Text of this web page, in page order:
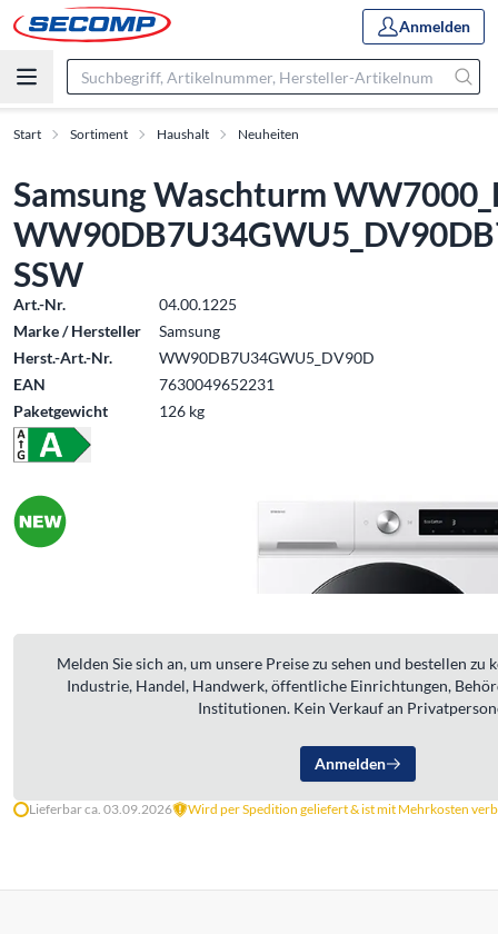
Anmelden
Start Sortiment Haushalt Neuheiten
Samsung Waschturm
SSW
Art.-Nr.
04.00.1225
Marke / Hersteller
Samsung
Herst.-Art.-Nr.
WW90DB7U34GWU5_DV90D
EAN
7630049652231
Paketgewicht
126 kg
Melden Sie sich an, um unsere Preise zu sehen und bestellen zu
Industrie, Handel, Handwerk, öffentliche Einrichtungen,
Institutionen. Kein Verkauf an
Anmelden
Lieferbar ca. 03.09.2026 Wird per Spedition geliefert & ist mit Mehrkosten